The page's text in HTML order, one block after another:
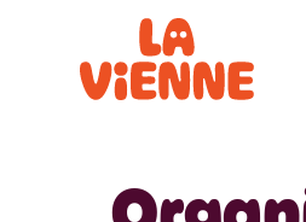
Panneau de gestion des cookies